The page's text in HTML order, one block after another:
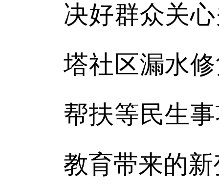
决好群众关
塔社区漏水
帮扶等民生
教育带来的